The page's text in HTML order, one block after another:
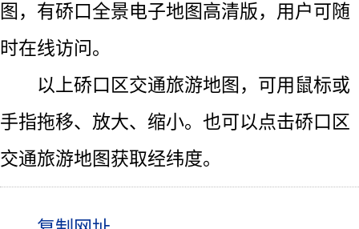
图，有硚口全景电子地图高清版，用户可随
时在线访问。
以上硚口区交通旅游地图，可用鼠标或
手指拖移、放大、缩小。也可以点击硚口区
交通旅游地图获取经纬度。